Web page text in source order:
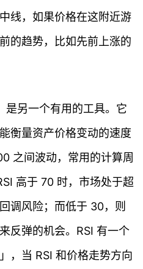
线，如果价格在这附近游
的趋势，比如先前上涨的
是另一个有用的工具。它
衡量资产价格变动的速度
之间波动，常用的计算周
高于 70 时，市场处于超
调风险；而低于 30，则
反弹的机会。RSI 有一个
，当 RSI 和价格走势方向